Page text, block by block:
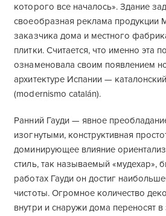
которого все началось». Здание
своеобразная реклама продукции
заказчика дома и местного
плитки. Считается, что именно эта
ознаменовала своим появлением
архитектуре Испании —
(modernismo catalán).
Ранний Гауди — явное
изогнутыми, конструктивная
доминирующее влияние
стиль, так называемый «мудехар»,
работах Гауди он достиг
чистоты. Огромное количество
внутри и снаружи дома переносят